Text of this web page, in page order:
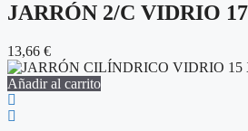
JARRÓN 2/C VIDRIO
13,66 €
Añadir al carrito